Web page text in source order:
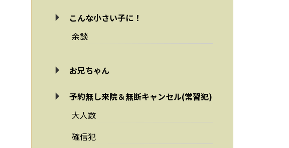
こんな小さい子に！
余談
お兄ちゃん
予約無し来院＆無断キャンセル(常習犯)
大人数
確信犯